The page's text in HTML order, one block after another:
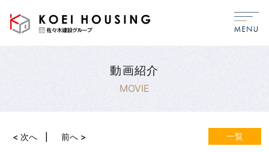
MOVIE
動画紹介
一覧
< 次へ 前へ >